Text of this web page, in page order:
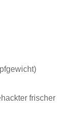
frischer